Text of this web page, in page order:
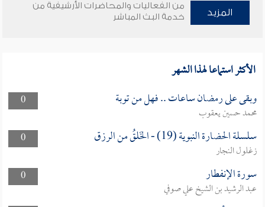
المزيد
من الفعاليات والمحاضرات الأرشيفية من
خدمة البث المباشر
الأكثر استماعا لهذا الشهر
0 وبقى على رمضان ساعات .. فهل من توبة
محمد حسين يعقوب
0
سلسلة الحضارة النبوية (19) - الخَلقُ من الرزق
زغلول النجار
0
سورة الإنفطار
عبد الرشيد بن الشيخ علي صوفي